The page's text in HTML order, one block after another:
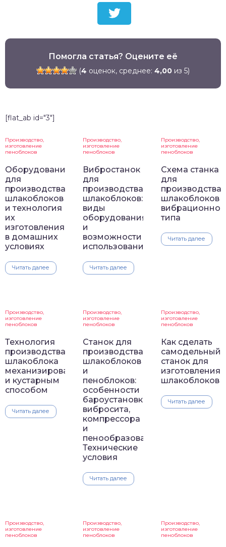
Помогла статья? Оцените её
(4 оценок, среднее: 4,00 из 5)
[flat_ab id="3"]
Производство,
изготовление
пеноблоков
Оборудование
для
производства
шлакоблоков
и технология
их
изготовления
в домашних
условиях
Читать далее
Производство,
изготовление
пеноблоков
Вибростанок
для
производства
шлакоблоков:
виды
оборудования
и
возможности
использования
Читать далее
Производство,
изготовление
пеноблоков
Схема станка
для
производства
шлакоблоков
типа
Читать далее
Производство,
изготовление
пеноблоков
Технология
производства
шлакоблока
механизированным
и кустарным
способом
Читать далее
Производство,
изготовление
пеноблоков
Станок для
производства
шлакоблоков
и
пеноблоков:
особенности
бароустановки,
вибросита,
компрессора
и
пенообразователя.
Технические
условия
Читать далее
Производство,
изготовление
пеноблоков
Как сделать
самодельный
станок для
изготовления
шлакоблоков
Читать далее
Производство,
изготовление
пеноблоков
Производство,
изготовление
пеноблоков
Производство,
изготовление
пеноблоков